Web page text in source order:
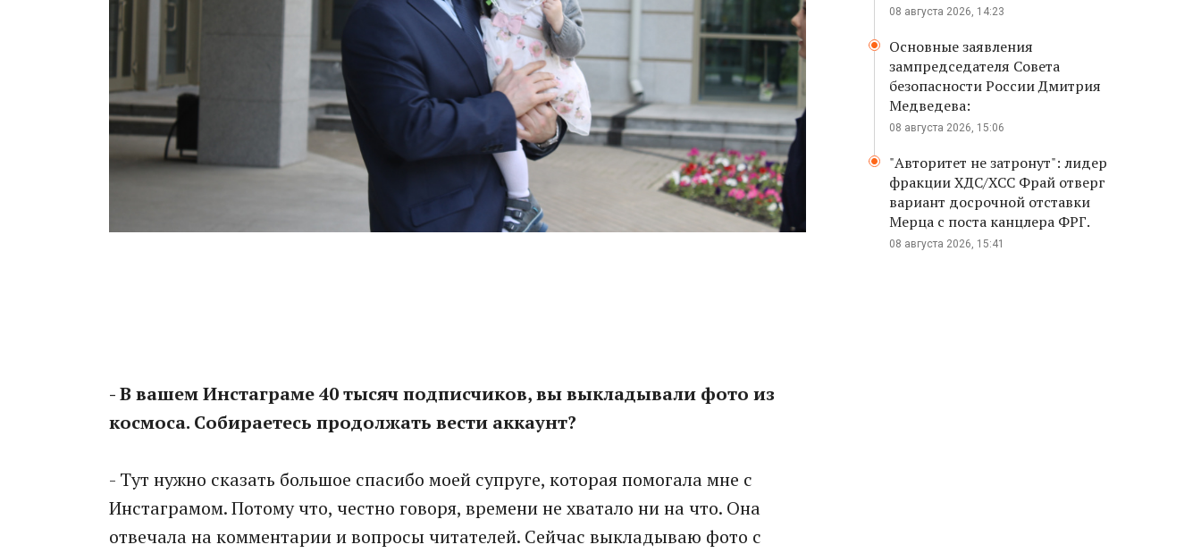
- В вашем Инстаграме 40 тысяч подписчиков, вы выкладывали фото из
космоса. Собираетесь продолжать вести аккаунт?
- Тут нужно сказать большое спасибо моей супруге, которая помогала мне с
Инстаграмом. Потому что, честно говоря, времени не хватало ни на что. Она
отвечала на комментарии и вопросы читателей. Сейчас выкладываю фото с
08 августа 2026, 14:23
Основные заявления
зампредседателя Совета
безопасности России Дмитрия
Медведева:
08 августа 2026, 15:06
"Авторитет не затронут": лидер
фракции ХДС/ХСС Фрай отверг
вариант досрочной отставки
Мерца с поста канцлера ФРГ.
08 августа 2026, 15:41